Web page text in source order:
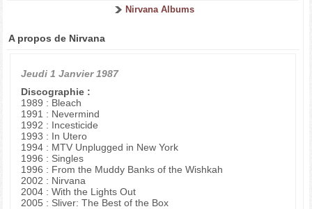
Nirvana Albums
A propos de Nirvana
Jeudi 1 Janvier 1987
Discographie :
1989 : Bleach
1991 : Nevermind
1992 : Incesticide
1993 : In Utero
1994 : MTV Unplugged in New York
1996 : Singles
1996 : From the Muddy Banks of the Wishkah
2002 : Nirvana
2004 : With the Lights Out
2005 : Sliver: The Best of the Box